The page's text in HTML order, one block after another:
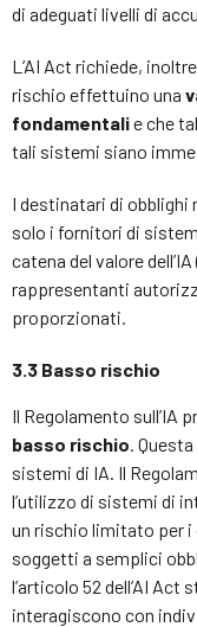
di adeguati livelli di
L’AI Act richiede,
rischio effettuino una
fondamentalie che
tali sistemi siano
I destinatari di
solo i fornitori di
catena del valore
rappresentanti
proporzionati.
3.3 Basso rischio
Il Regolamento sull’IA
basso rischio.
sistemi di IA. Il
l’utilizzo di sistemi di
un rischio limitato per i
soggetti a semplici
l’articolo 52 dell’AI
interagiscono con